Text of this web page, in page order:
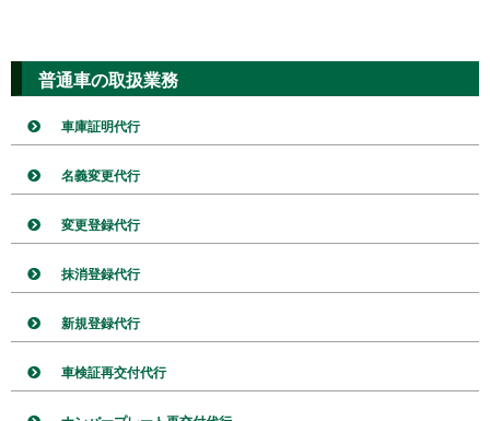
普通車の取扱業務
車庫証明代行
名義変更代行
変更登録代行
抹消登録代行
新規登録代行
車検証再交付代行